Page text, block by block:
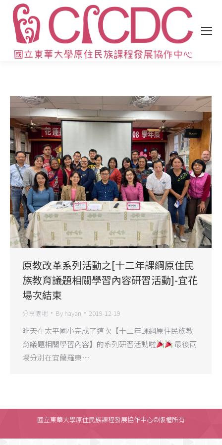
原教改革系列活動之[十二年課綱原住民
族教育議題相關學習內容研習活動]-宜花
場次結束
分享園地 By hayan 2019-12-19
昨天在太平國小完成了這次【十二年課綱原住民族教
育議題相關學習內容】的系列研習活動啦
最後兩
場分別在宜蘭羅東…
國立東華大學原住民族課程發展協作中心©版權所有